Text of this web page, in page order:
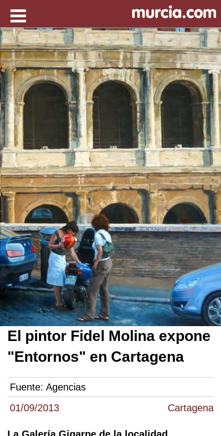
01/09/2013 Cartagena
El pintor Fidel Molina expone
"Entornos" en Cartagena
Fuente: Agencias